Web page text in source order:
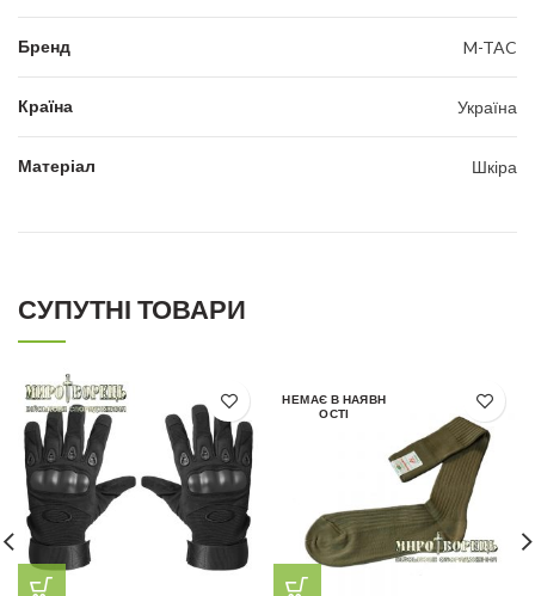
Бренд M-TAC
Країна Україна
Матеріал Шкіра
СУПУТНІ ТОВАРИ
НЕМАЄ В НАЯВН
ОСТІ